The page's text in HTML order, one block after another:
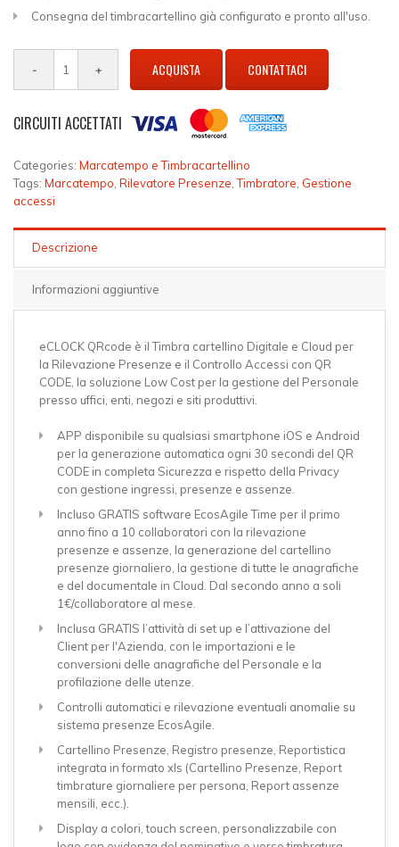
Consegna del timbracartellino già configurato e pronto all'uso.
ACQUISTA CONTATTACI
CIRCUITI ACCETTATI
Categories: Marcatempo e Timbracartellino
Tags: Marcatempo Rilevatore Presenze ,Timbratore Gestione
accessi
Descrizione
Informazioni aggiuntive
eCLOCK QRcode è il Timbra cartellino Digitale e Cloud per
la Rilevazione Presenze e il Controllo Accessi con QR
CODE, la soluzione Low Cost per la gestione del Personale
presso uffici, enti, negozi e siti produttivi.
APP disponibile su qualsiasi smartphone iOS e Android
per la generazione automatica ogni 30 secondi del QR
CODE in completa Sicurezza e rispetto della Privacy
con gestione ingressi, presenze e assenze.
Incluso GRATIS software EcosAgile Time per il primo
anno fino a 10 collaboratori con la rilevazione
presenze e assenze, la generazione del cartellino
presenze giornaliero, la gestione di tutte le anagrafiche
e del documentale in Cloud. Dal secondo anno a soli
1€/collaboratore al mese.
Inclusa GRATIS l’attività di set up e l’attivazione del
Client per l'Azienda, con le importazioni e le
conversioni delle anagrafiche del Personale e la
profilazione delle utenze.
Controlli automatici e rilevazione eventuali anomalie su
sistema presenze EcosAgile.
Cartellino Presenze, Registro presenze, Reportistica
integrata in formato xls (Cartellino Presenze, Report
timbrature giornaliere per persona, Report assenze
mensili, ecc.).
Display a colori, touch screen, personalizzabile con